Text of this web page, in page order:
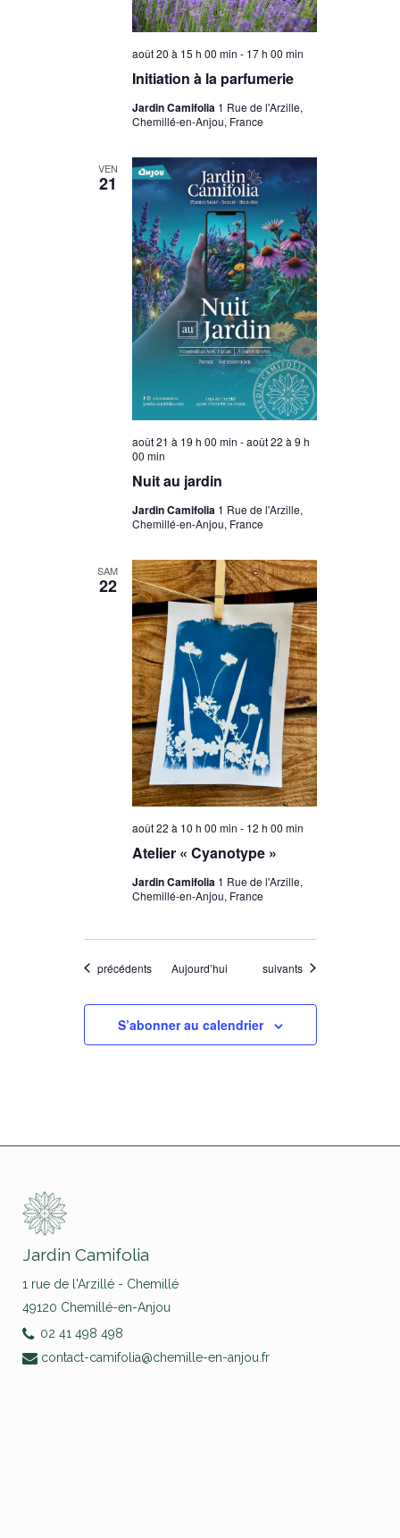
Initiation à la parfumerie
août 20 à 15 h 00 min - 17 h 00 min
Jardin Camifolia 1 Rue de l'Arzille,
Chemillé-en-Anjou, France
VEN
21
Nuit au jardin
août 21 à 19 h 00 min -août 22 à 9 h
00 min
Jardin Camifolia 1 Rue de l'Arzille,
Chemillé-en-Anjou, France
SAM
22
Atelier « Cyanotype »
août 22 à 10 h 00 min - 12 h 00 min
Jardin Camifolia 1 Rue de l'Arzille,
Chemillé-en-Anjou, France
Évènements
précédents Aujourd’hui Évènements
suivants
S’abonner au calendrier
Jardin Camifolia
1 rue de l'Arzillé - Chemillé
49120 Chemillé-en-Anjou
02 41 498 498
contact-camifolia@chemille-en-anjou.fr